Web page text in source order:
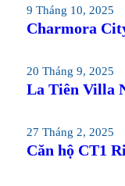
9 Tháng 10, 2025
Charmora
20 Tháng 9, 2025
La Tiên Villa
27 Tháng 2, 2025
Căn hộ CT1